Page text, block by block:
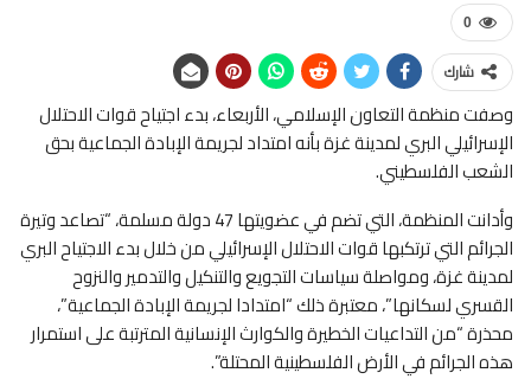
0
شارك
وصفت منظمة التعاون الإسلامي، الأربعاء، بدء اجتياح قوات الاحتلال
الإسرائيلي البري لمدينة غزة بأنه امتداد لجريمة الإبادة الجماعية بحق
الشعب الفلسطيني.
وأدانت المنظمة، التي تضم في عضويتها 47 دولة مسلمة، “تصاعد وتيرة
الجرائم التي ترتكبها قوات الاحتلال الإسرائيلي من خلال بدء الاجتياح البري
لمدينة غزة، ومواصلة سياسات التجويع والتنكيل والتدمير والنزوح
القسري لسكانها”، معتبرة ذلك “امتدادا لجريمة الإبادة الجماعية”،
محذرة “من التداعيات الخطيرة والكوارث الإنسانية المترتبة على استمرار
هذه الجرائم في الأرض الفلسطينية المحتلة”.